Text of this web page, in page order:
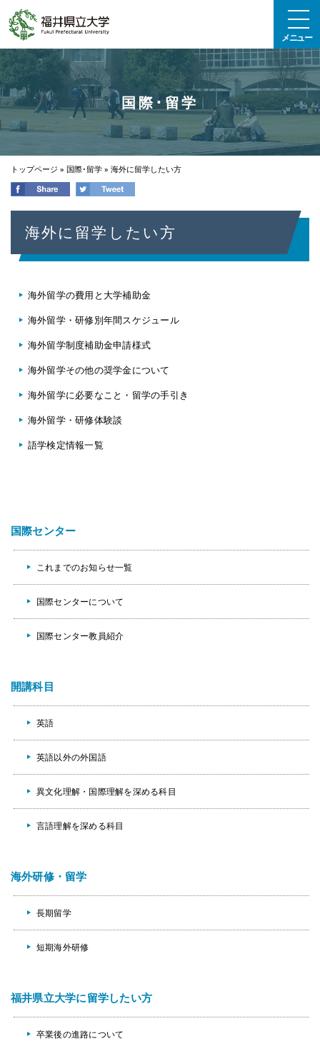
メニュー
国際･留学
トップページ » 国際･留学 » 海外に留学したい方
海外に留学したい方
海外留学の費用と大学補助金
海外留学・研修別年間スケジュール
海外留学制度補助金申請様式
海外留学その他の奨学金について
海外留学に必要なこと・留学の手引き
海外留学・研修体験談
語学検定情報一覧
国際センター
これまでのお知らせ一覧
国際センターについて
国際センター教員紹介
開講科目
英語
英語以外の外国語
異文化理解・国際理解を深める科目
言語理解を深める科目
海外研修・留学
長期留学
短期海外研修
福井県立大学に留学したい方
卒業後の進路について